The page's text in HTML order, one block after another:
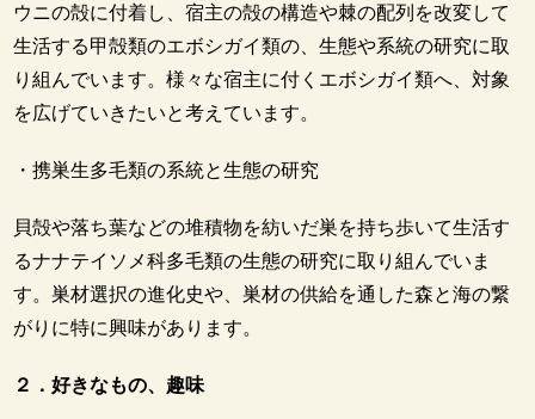
ウニの殻に付着し、宿主の殻の構造や棘の配列を改変して
生活する甲殻類のエボシガイ類の、生態や系統の研究に取
り組んでいます。様々な宿主に付くエボシガイ類へ、対象
を広げていきたいと考えています。
・携巣生多毛類の系統と生態の研究
貝殻や落ち葉などの堆積物を紡いだ巣を持ち歩いて生活す
るナナテイソメ科多毛類の生態の研究に取り組んでいま
す。巣材選択の進化史や、巣材の供給を通した森と海の繋
がりに特に興味があります。
２．好きなもの、趣味